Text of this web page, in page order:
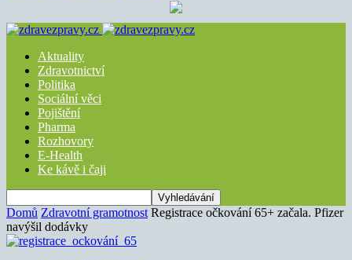
Aktuality
Zdravotnictví
Politika
Sociální věci
Pojištění
Pharma
Rozhovory
E-Health
Ke kávě i čaji
Domů Zdravotní gramotnost Registrace očkování 65+ začala. Pfizer
navýšil dodávky